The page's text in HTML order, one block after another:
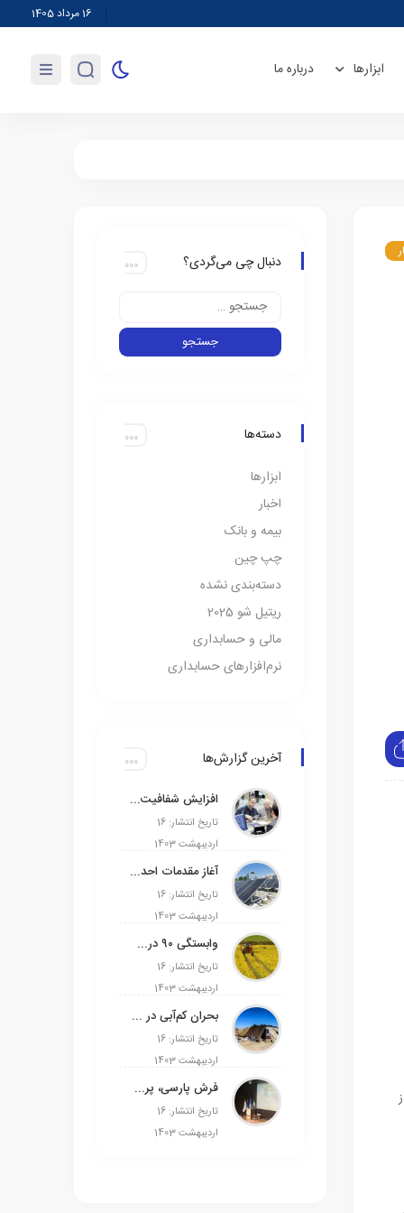
16 مرداد 1405
ابزارها درباره ما
دنبال چی می‌گردی؟
دسته‌ها
ابزارها
اخبار
بیمه و بانک
چپ چین
دسته‌بندی نشده
ریتیل شو 2025
مالی و حسابداری
نرم‌افزارهای حسابداری
آخرین گزارش‌ها
افزایش شفافیت مالی با حذف ۳۵۰ میلیون حساب بانکی
تاریخ انتشار: 16
اردیبهشت 1403
آغاز مقدمات احداث نیروگاه‌های انرژی خورشیدی ۱۳۰۰ مگاواتی در ورامین
تاریخ انتشار: 16
اردیبهشت 1403
وابستگی ۹۰ درصدی روغن به واردات/ تولیدکننده انگیزه‌ای برای کشت دانه‌های روغنی ندارد
تاریخ انتشار: 16
اردیبهشت 1403
بحران کم‌آبی در مناطق عشایری استان مرکزی/خطر مهاجرت گسترده عشایر استان
تاریخ انتشار: 16
اردیبهشت 1403
فرش پارسی، پرچم دوم ایران است
تاریخ انتشار: 16
اردیبهشت 1403